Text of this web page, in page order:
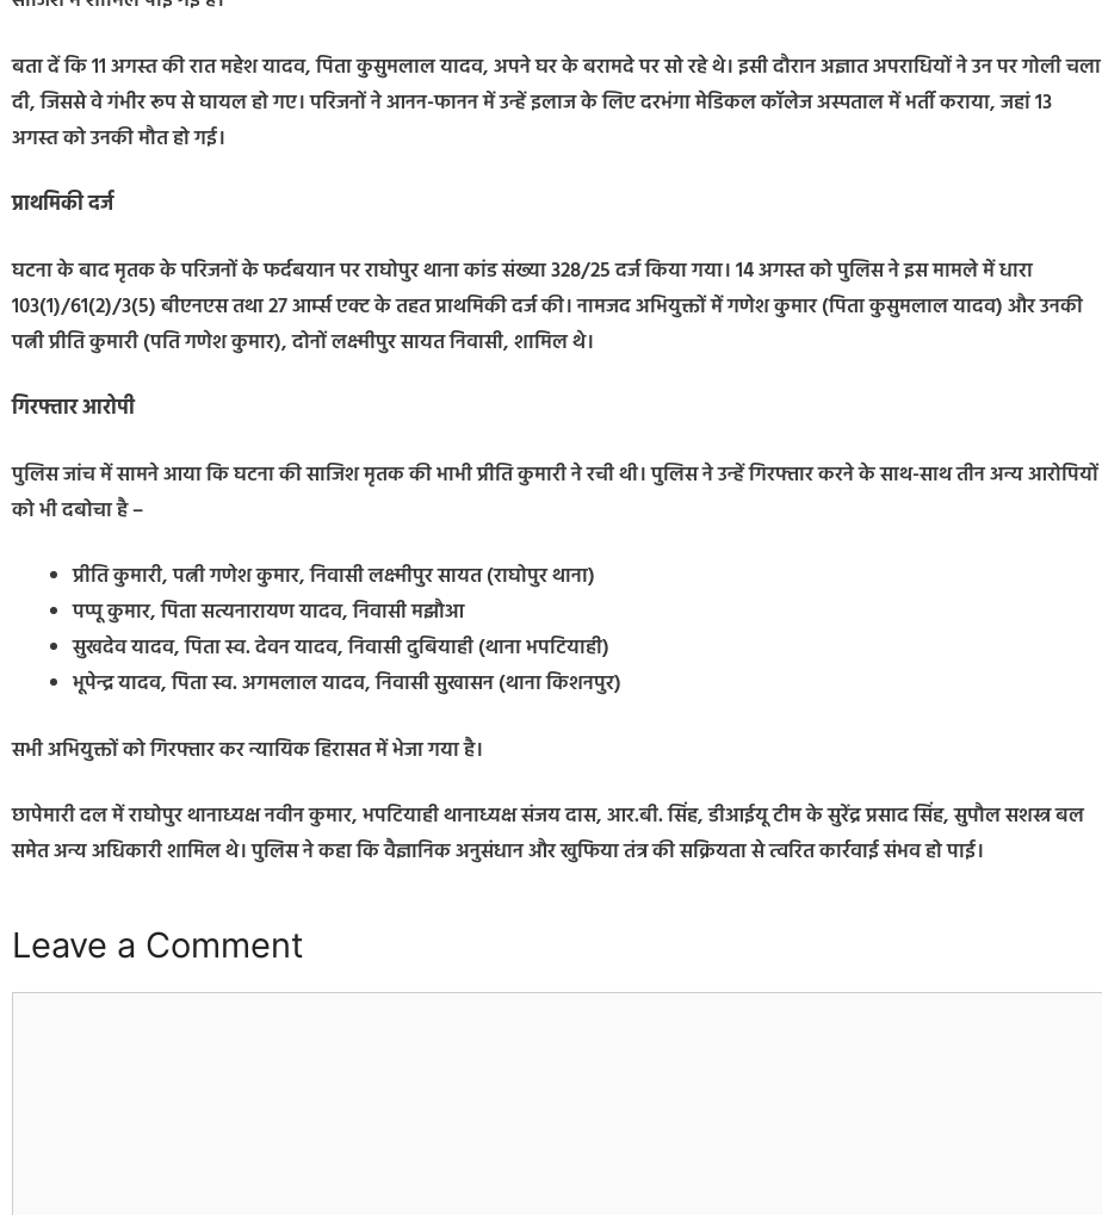
बता दें कि 11 अगस्त की रात महेश यादव, पिता कुसुमलाल यादव, अपने घर के बरामदे पर सो रहे थे। इसी दौरान अज्ञात अपराधियों ने उन पर गोली चला
दी, जिससे वे गंभीर रूप से घायल हो गए। परिजनों ने आनन-फानन में उन्हें इलाज के लिए दरभंगा मेडिकल कॉलेज अस्पताल में भर्ती कराया, जहां 13
अगस्त को उनकी मौत हो गई।
प्राथमिकी दर्ज
घटना के बाद मृतक के परिजनों के फर्दबयान पर राघोपुर थाना कांड संख्या 328/25 दर्ज किया गया। 14 अगस्त को पुलिस ने इस मामले में धारा
103(1)/61(2)/3(5) बीएनएस तथा 27 आर्म्स एक्ट के तहत प्राथमिकी दर्ज की। नामजद अभियुक्तों में गणेश कुमार (पिता कुसुमलाल यादव) और उनकी
पत्नी प्रीति कुमारी (पति गणेश कुमार), दोनों लक्ष्मीपुर सायत निवासी, शामिल थे।
गिरफ्तार आरोपी
पुलिस जांच में सामने आया कि घटना की साजिश मृतक की भाभी प्रीति कुमारी ने रची थी। पुलिस ने उन्हें गिरफ्तार करने के साथ-साथ तीन अन्य आरोपियों
को भी दबोचा है –
प्रीति कुमारी, पत्नी गणेश कुमार, निवासी लक्ष्मीपुर सायत (राघोपुर थाना)
पप्पू कुमार, पिता सत्यनारायण यादव, निवासी मझौआ
सुखदेव यादव, पिता स्व. देवन यादव, निवासी दुबियाही (थाना भपटियाही)
भूपेन्द्र यादव, पिता स्व. अगमलाल यादव, निवासी सुखासन (थाना किशनपुर)
सभी अभियुक्तों को गिरफ्तार कर न्यायिक हिरासत में भेजा गया है।
छापेमारी दल में राघोपुर थानाध्यक्ष नवीन कुमार, भपटियाही थानाध्यक्ष संजय दास, आर.बी. सिंह, डीआईयू टीम के सुरेंद्र प्रसाद सिंह, सुपौल सशस्त्र बल
समेत अन्य अधिकारी शामिल थे। पुलिस ने कहा कि वैज्ञानिक अनुसंधान और खुफिया तंत्र की सक्रियता से त्वरित कार्रवाई संभव हो पाई।
Leave a Comment